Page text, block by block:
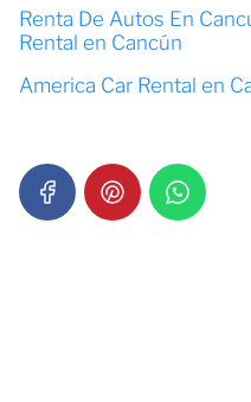
Renta De Autos En
Rental en Cancún
America Car Rental en